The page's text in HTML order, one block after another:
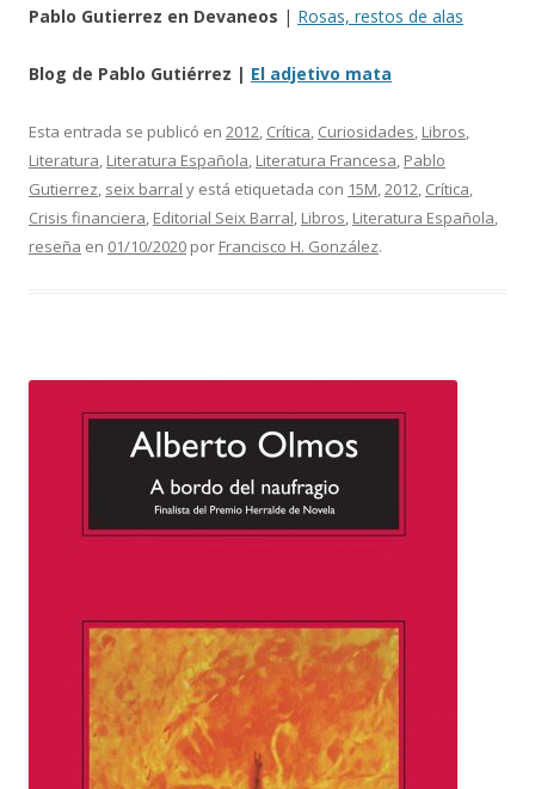
Pablo Gutierrez en Devaneos | Rosas, restos de alas
Blog de Pablo Gutiérrez | El adjetivo mata
Esta entrada se publicó en 2012, Crítica, Curiosidades, Libros,
Literatura, Literatura Española, Literatura Francesa, Pablo
Gutierrez, seix barral y está etiquetada con 15M,2012, Crítica,
Crisis financiera, Editorial Seix Barral, Libros, Literatura Española,
reseña en 01/10/2020 por Francisco H. González.